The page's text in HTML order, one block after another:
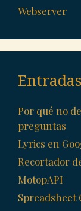
Webserver
Por qué no
preguntas
Lyrics en
Recortador
MotopAPI
Spreadsheet